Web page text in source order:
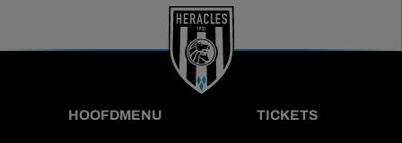
HOOFDMENU TICKETS